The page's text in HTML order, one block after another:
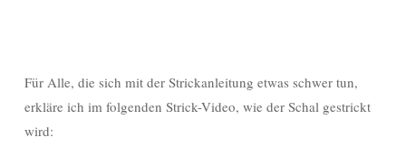
Für Alle, die sich mit der Strickanleitung etwas schwer tun,
erkläre ich im folgenden Strick-Video, wie der Schal gestrickt
wird: